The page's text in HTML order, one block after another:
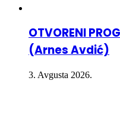
OTVORENI
(Arnes Avdić)
3. Avgusta 2026.